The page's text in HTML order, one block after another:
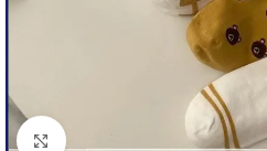
Click to enlarge